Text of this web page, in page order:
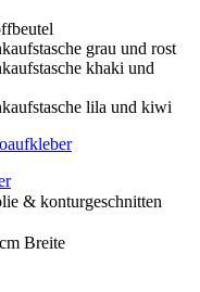
& konturgeschnitten
Breite